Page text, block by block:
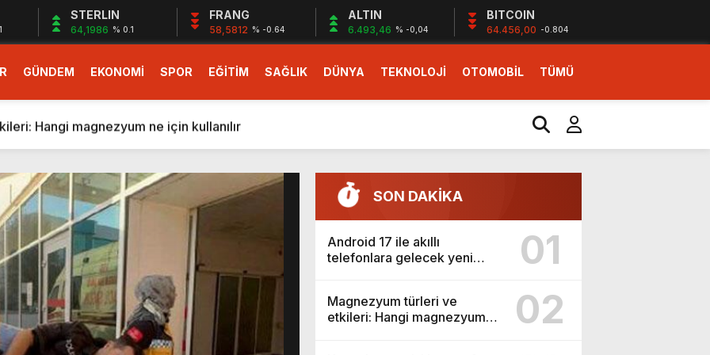
STERLIN
64,1986 % 0.1
FRANG
58,5812 % -0.64
ALTIN
6.493,46 % -0,04
BITCOIN
64.456,00 -0.804
GÜNDEM EKONOMİ SPOR EĞİTİM SAĞLIK DÜNYA TEKNOLOJİ OTOMOBİL TÜMÜ
dev teklif
gelecek yeni özellikler belli oldu
Hangi magnezyum ne için kullanılır
başlıyor
nükleer füzyon roketini ateşledi
6G, 2030’da kullanıma sunulacak
heyecanlandıran kulis! Bakanlıklar sayı konusunda anlaştı
Borcunu Ödeyebilir
ilgilendiren düzenleme! Sayılar tümden değişti
Bakan Tekin’den “Sıkıntı yaşanmaması için takvimi erken başlattık”
dev teklif
SON DAKİKA
Android 17 ile akıllı
telefonlara gelecek yeni
01
Magnezyum türleri ve
etkileri: Hangi magnezyum
02